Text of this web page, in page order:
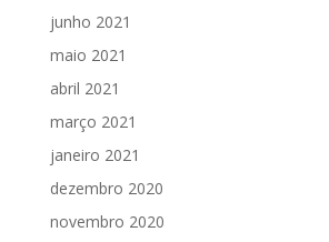
junho 2021
maio 2021
abril 2021
março 2021
janeiro 2021
dezembro 2020
novembro 2020